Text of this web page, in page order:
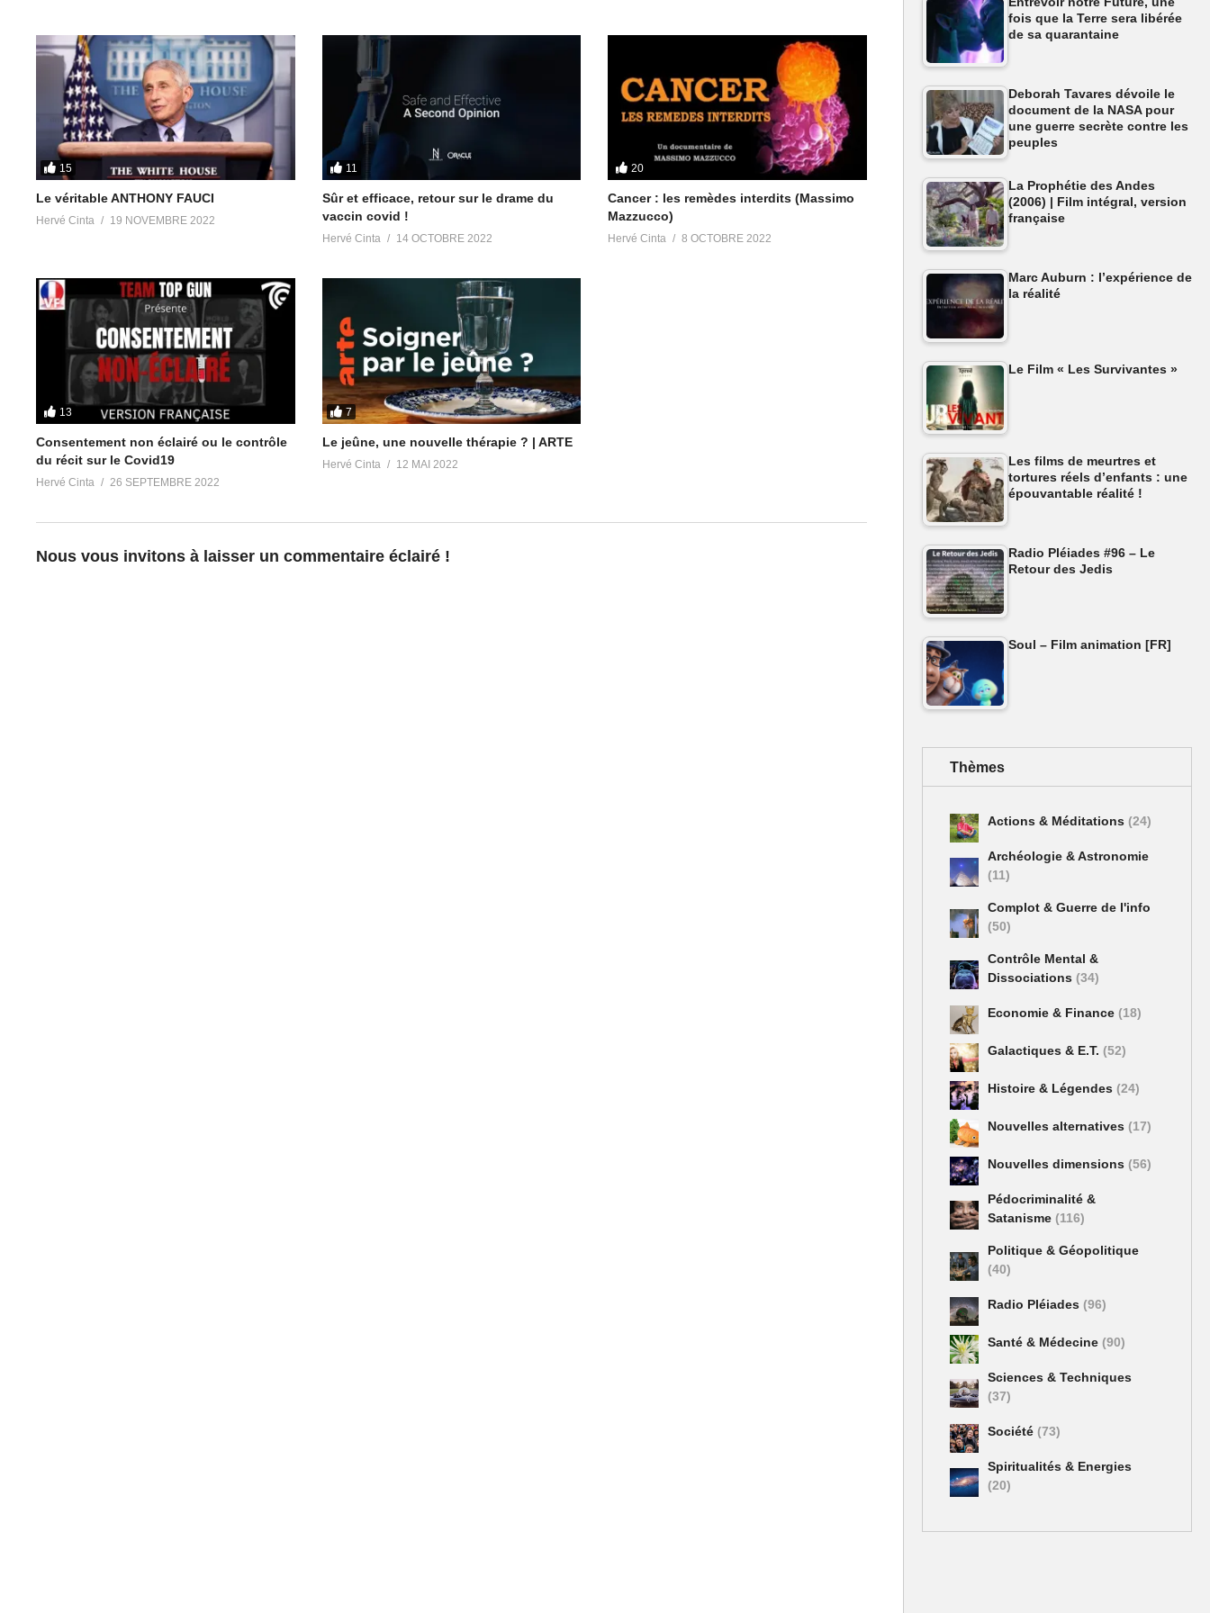
Canal anglophone Victory Of The Lighthttps://t.me/Victory_Of_The_Light
Partager :
J’aime ça :
Articles similaires
MAL TRAITÉS – Covid-19, le nouveau
documentaire CHOC après HOLD-UP !
9 décembre 2020
Dans "Santé & Médecine"
Covid-19, gestion sanitaire, tests PCR,
vaccins ARN, stress : l’analyse d’Alexandra
Henrion-Caude
2 novembre 2020
Dans "Santé & Médecine"
15
Le véritable ANTHONY FAUCI
Hervé Cinta 19 NOVEMBRE 2022
11
Sûr et efficace, retour sur le drame du
vaccin covid !
Hervé Cinta 14 OCTOBRE 2022
20
Cancer : les remèdes interdits (Massimo
Mazzucco)
Hervé Cinta 8 OCTOBRE 2022
13
Consentement non éclairé ou le contrôle
du récit sur le Covid19
Hervé Cinta 26 SEPTEMBRE 2022
7
Le jeûne, une nouvelle thérapie ? | ARTE
Hervé Cinta 12 MAI 2022
Nous vous invitons à laisser un commentaire éclairé !
fois que la Terre sera libérée
de sa quarantaine
Deborah Tavares dévoile le
document de la NASA pour
une guerre secrète contre les
peuples
La Prophétie des Andes
(2006) | Film intégral, version
française
Marc Auburn : l’expérience de
la réalité
Le Film « Les Survivantes »
Les films de meurtres et
tortures réels d’enfants : une
épouvantable réalité !
Radio Pléiades #96 – Le
Retour des Jedis
Soul – Film animation [FR]
Thèmes
Actions & Méditations (24)
Archéologie & Astronomie
(11)
Complot & Guerre de l'info
(50)
Contrôle Mental &
Dissociations (34)
Economie & Finance (18)
Galactiques & E.T. (52)
Histoire & Légendes (24)
Nouvelles alternatives (17)
Nouvelles dimensions (56)
Pédocriminalité &
Satanisme (116)
Politique & Géopolitique
(40)
Radio Pléiades (96)
Santé & Médecine (90)
Sciences & Techniques
(37)
Société (73)
Spiritualités & Energies
(20)